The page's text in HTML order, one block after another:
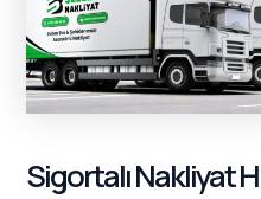
Sigortalı Nakliyat